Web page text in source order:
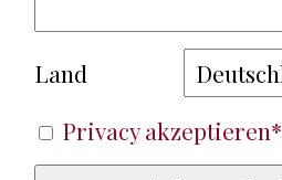
Land
Privacy akzeptieren*